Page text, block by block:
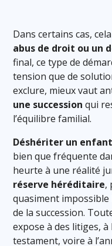
Dans certains cas,
abus de droit ou un
final, ce type de
tension que de
exclure, mieux vaut
une succession qui
l’équilibre familial.
Déshériter un
bien que fréquente
heurte à une réalité
réserve héréditaire,
quasiment impossible
de la succession.
expose à des litiges,
testament, voire à